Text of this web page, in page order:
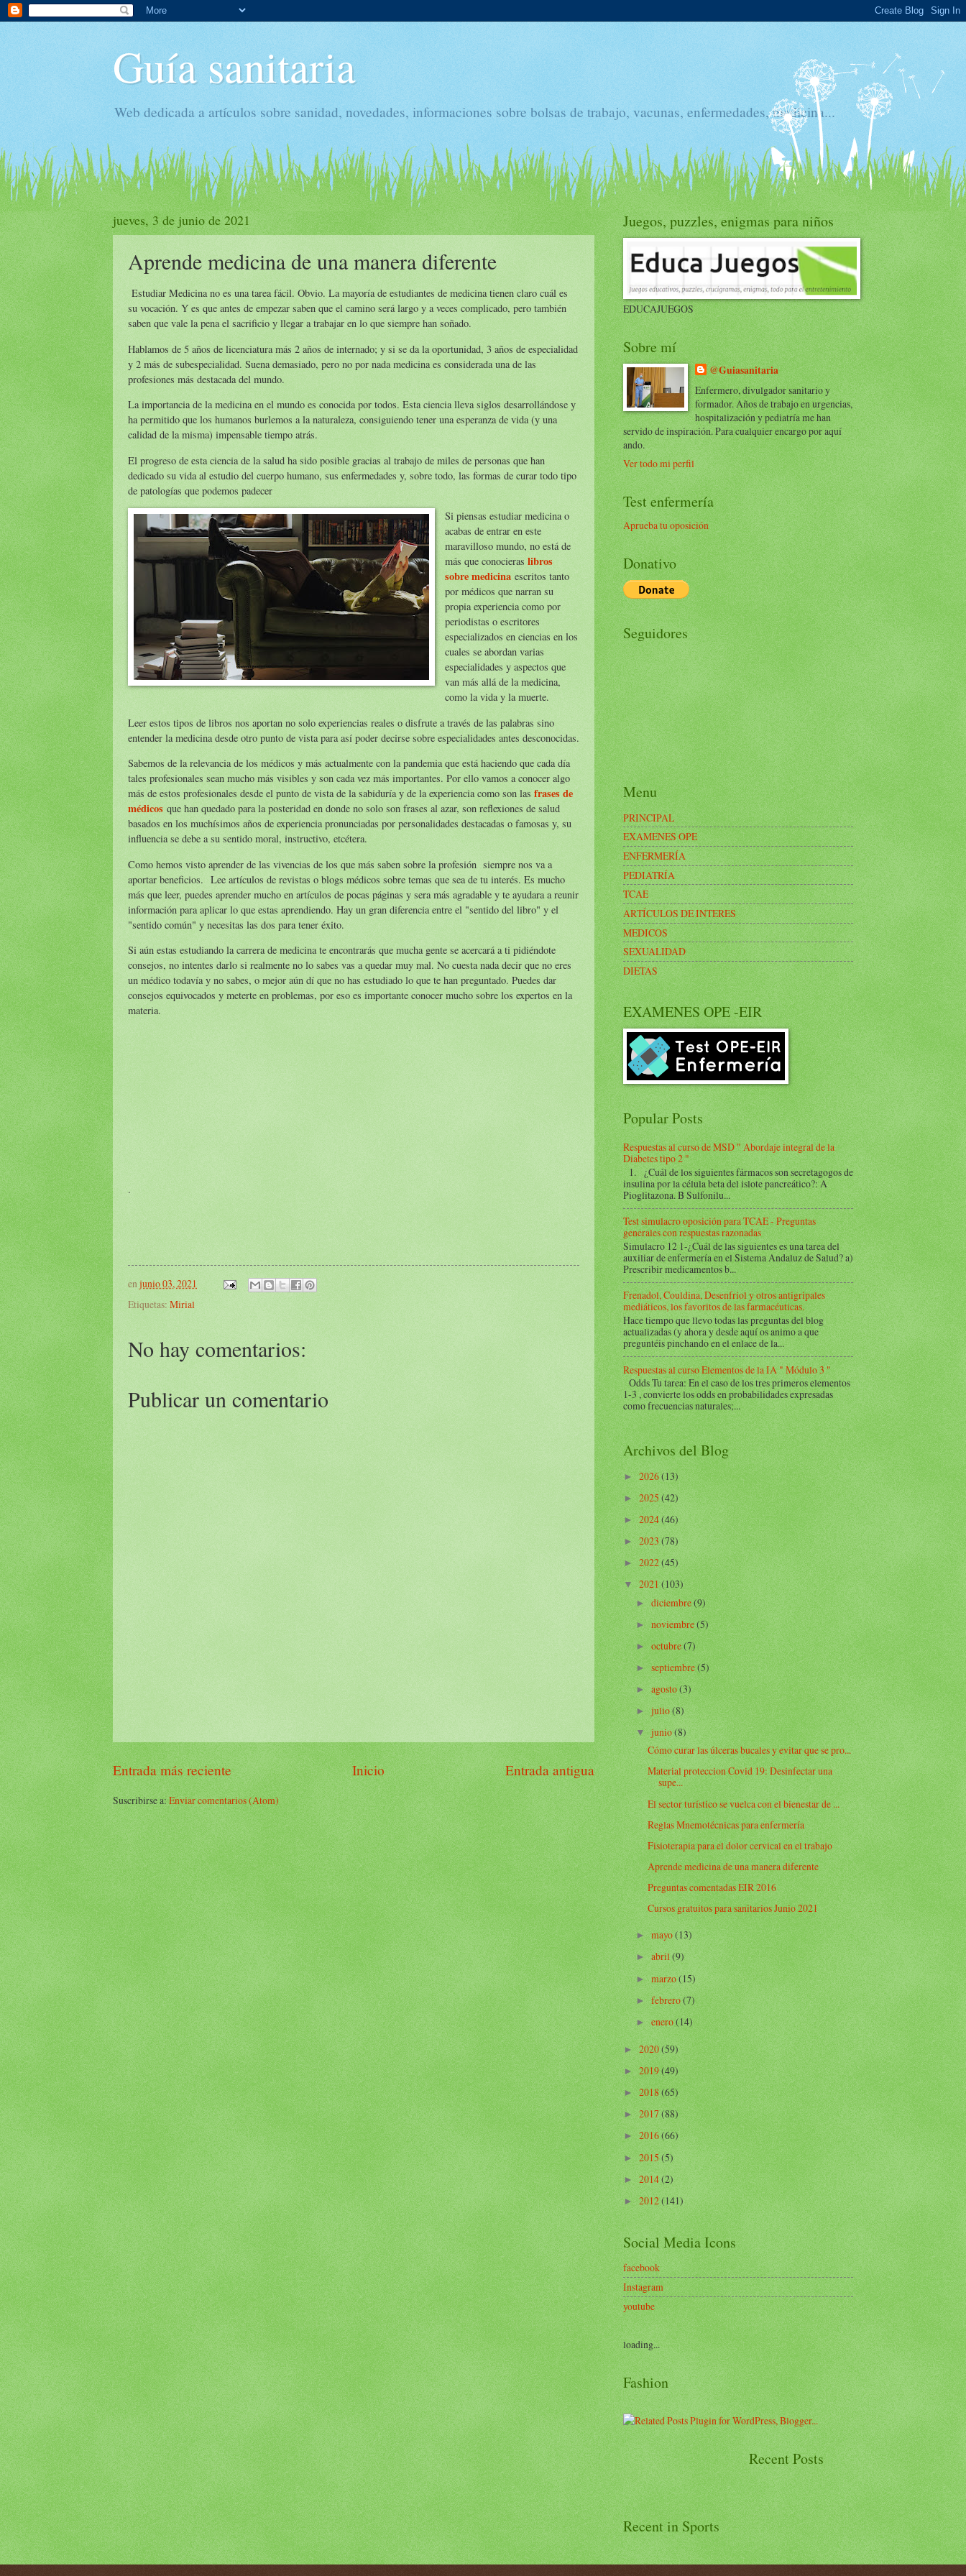
Guía sanitaria
Web dedicada a artículos sobre sanidad, novedades, informaciones sobre bolsas de trabajo, vacunas, enfermedades, medicina...
jueves, 3 de junio de 2021
Aprende medicina de una manera diferente
Estudiar Medicina no es una tarea fácil. Obvio. La mayoría de estudiantes de medicina tienen claro cuál es
su vocación. Y es que antes de empezar saben que el camino será largo y a veces complicado, pero también
saben que vale la pena el sacrificio y llegar a trabajar en lo que siempre han soñado.
Hablamos de 5 años de licenciatura más 2 años de internado; y si se da la oportunidad, 3 años de especialidad
y 2 más de subespecialidad. Suena demasiado, pero no por nada medicina es considerada una de las
profesiones más destacada del mundo.
La importancia de la medicina en el mundo es conocida por todos. Esta ciencia lleva siglos desarrollándose y
ha permitido que los humanos burlemos a la naturaleza, consiguiendo tener una esperanza de vida (y una
calidad de la misma) impensable tiempo atrás.
El progreso de esta ciencia de la salud ha sido posible gracias al trabajo de miles de personas que han
dedicado su vida al estudio del cuerpo humano, sus enfermedades y, sobre todo, las formas de curar todo tipo
de patologías que podemos padecer
Si piensas estudiar medicina o
acabas de entrar en este
maravilloso mundo, no está de
más que conocieraslibros
sobre medicina escritos tanto
por médicos que narran su
propia experiencia como por
periodistas o escritores
especializados en ciencias en los
cuales se abordan varias
especialidades y aspectos que
van más allá de la medicina,
como la vida y la muerte.
Leer estos tipos de libros nos aportan no solo experiencias reales o disfrute a través de las palabras sino
entender la medicina desde otro punto de vista para así poder decirse sobre especialidades antes desconocidas.
Sabemos de la relevancia de los médicos y más actualmente con la pandemia que está haciendo que cada día
tales profesionales sean mucho más visibles y son cada vez más importantes. Por ello vamos a conocer algo
más de estos profesionales desde el punto de vista de la sabiduría y de la experiencia como son las frases de
médicos que han quedado para la posteridad en donde no solo son frases al azar, son reflexiones de salud
basados en los muchísimos años de experiencia pronunciadas por personalidades destacadas o famosas y, su
influencia se debe a su sentido moral, instructivo, etcétera.
Como hemos visto aprender de las vivencias de los que más saben sobre la profesión siempre nos va a
aportar beneficios. Lee artículos de revistas o blogs médicos sobre temas que sea de tu interés. Es mucho
más que leer, puedes aprender mucho en artículos de pocas páginas y sera más agradable y te ayudara a reunir
información para aplicar lo que estas aprendiendo. Hay un gran diferencia entre el "sentido del libro" y el
"sentido común" y necesitas las dos para tener éxito.
Si aún estas estudiando la carrera de medicina te encontrarás que mucha gente se acercará a ti pidiéndote
consejos, no intentes darlo si realmente no lo sabes vas a quedar muy mal. No cuesta nada decir que no eres
un médico todavía y no sabes, o mejor aún dí que no has estudiado lo que te han preguntado. Puedes dar
consejos equivocados y meterte en problemas, por eso es importante conocer mucho sobre los expertos en la
materia.
.
en junio 03, 2021
Etiquetas: Mirial
No hay comentarios:
Publicar un comentario
Entrada más reciente Entrada antigua
Inicio
Suscribirse a:Enviar comentarios (Atom)
Juegos, puzzles, enigmas para niños
EDUCAJUEGOS
Sobre mí
@Guiasanitaria
Enfermero, divulgador sanitario y
formador. Años de trabajo en urgencias,
hospitalización y pediatría me han
servido de inspiración. Para cualquier encargo por aquí
ando.
Ver todo mi perfil
Test enfermería
Aprueba tu oposición
Donativo
Seguidores
Menu
PRINCIPAL
EXAMENES OPE
ENFERMERÍA
PEDIATRÍA
TCAE
ARTÍCULOS DE INTERES
MEDICOS
SEXUALIDAD
DIETAS
EXAMENES OPE -EIR
Popular Posts
Respuestas al curso de MSD " Abordaje integral de la
Diabetes tipo 2 "
1. ¿Cuál de los siguientes fármacos son secretagogos de
insulina por la célula beta del islote pancreático?: A
Pioglitazona. B Sulfonilu...
Test simulacro oposición para TCAE - Preguntas
generales con respuestas razonadas
Simulacro 12 1-¿Cuál de las siguientes es una tarea del
auxiliar de enfermería en el Sistema Andaluz de Salud? a)
Prescribir medicamentos b...
Frenadol, Couldina, Desenfriol y otros antigripales
mediáticos, los favoritos de las farmacéuticas.
Hace tiempo que llevo todas las preguntas del blog
actualizadas (y ahora y desde aquí os animo a que
preguntéis pinchando en el enlace de la...
Respuestas al curso Elementos de la IA " Módulo 3 "
Odds Tu tarea: En el caso de los tres primeros elementos
1-3 , convierte los odds en probabilidades expresadas
como frecuencias naturales;...
Archivos del Blog
►2026(13)
►2025(42)
►2024(46)
►2023(78)
►2022(45)
▼2021(103)
►diciembre(9)
►noviembre(5)
► octubre(7)
►septiembre(5)
►agosto(3)
►julio(8)
▼junio(8)
Cómo curar las úlceras bucales y evitar que se pro...
Material proteccion Covid 19: Desinfectar una
supe...
El sector turístico se vuelca con el bienestar de ...
Reglas Mnemotécnicas para enfermería
Fisioterapia para el dolor cervical en el trabajo
Aprende medicina de una manera diferente
Preguntas comentadas EIR 2016
Cursos gratuitos para sanitarios Junio 2021
►mayo(13)
►abril(9)
►marzo(15)
►febrero(7)
►enero(14)
►2020(59)
►2019(49)
►2018(65)
►2017(88)
►2016(66)
►2015(5)
►2014(2)
►2012(141)
Social Media Icons
facebook
Instagram
youtube
loading...
Fashion
Recent in Sports
Recent Posts